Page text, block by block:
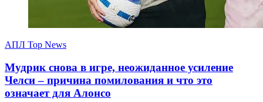
АПЛ Top News
Мудрик снова в игре, неожиданное усиление
Челси – причина помилования и что это
означает для Алонсо